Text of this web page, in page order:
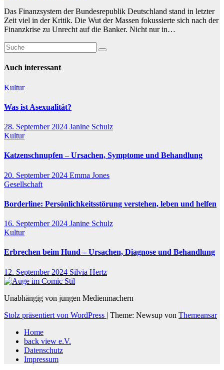
Das Finanzsystem der Bundesrepublik Deutschland stand in letzter
Zeit viel in der Kritik. Die Wut der Massen fokussierte sich nach der
Finanzkrise zu Unrecht auf die Banker. Nicht nur in…
Auch interessant
Kultur
Was ist Asexualität?
28. September 2024 Janine Schulz
Kultur
Katzenschnupfen – Ursachen, Symptome und Behandlung
20. September 2024 Emma Jones
Gesellschaft
Borderline: Persönlichkeitsstörung verstehen, leben und helfen
16. September 2024 Janine Schulz
Kultur
Erbrechen beim Hund – Ursachen, Diagnose und Behandlung
12. September 2024 Silvia Hertz
Unabhängig von jungen Medienmachern
Stolz präsentiert von WordPress | Theme: Newsup von Themeansar
Home
back view e.V.
Datenschutz
Impressum